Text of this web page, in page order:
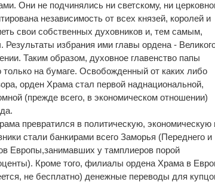
Они не подчинялись ни светскому, ни
независимость от всех князей, королей и
свои собственных духовников и, тем самым,
Результаты избрания ими главы ордена -
Таким образом, духовное главенство папы
на бумаге. Освобожденный от каких либо
орден Храма стал первой наднациональной,
(прежде всего, в экономическом отношении)
превратился в политическую, экономическую
стали банкирами всего Заморья (Переднего и
Европы,занимавших у тамплиеров порой
Кроме того, филиалы ордена Храма в
не бесплатно) денежные переводы для